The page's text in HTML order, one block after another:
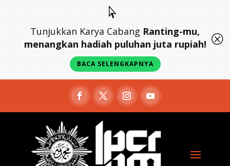

Tunjukkan Karya Cabang Ranting-mu,
menangkan hadiah puluhan juta rupiah!
BACA SELENGKAPNYA
Q